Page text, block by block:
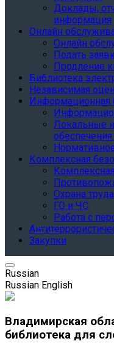
Доклады,
информация
Онлайн
Онлайн
Подать
Продление
Библиотека
Независимая
Информационная
Локальные
Комплексная
Охрана труда
ГО и ЧС
Работа с
Закупки
Russian
Russian English
Владимирская
библиотека для